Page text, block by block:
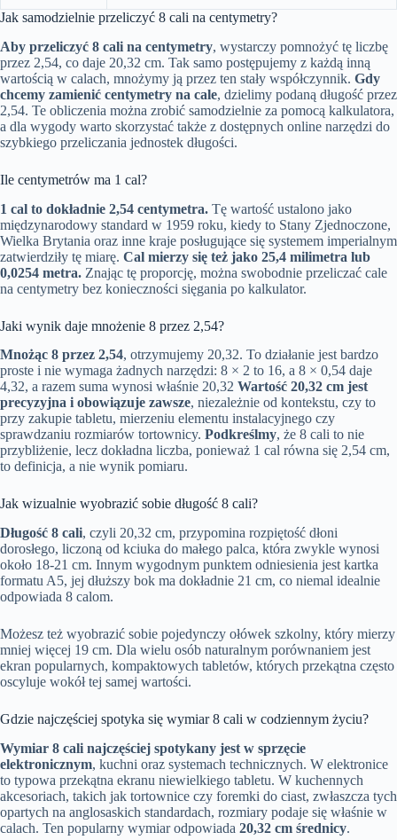
Jak samodzielnie przeliczyć 8 cali na centymetry?
Aby przeliczyć 8 cali na centymetry, wystarczy pomnożyć tę liczbę
przez 2,54, co daje 20,32 cm. Tak samo postępujemy z każdą inną
wartością w calach, mnożymy ją przez ten stały współczynnik. Gdy
chcemy zamienić centymetry na cale, dzielimy podaną długość przez
2,54. Te obliczenia można zrobić samodzielnie za pomocą kalkulatora,
a dla wygody warto skorzystać także z dostępnych online narzędzi do
szybkiego przeliczania jednostek długości.
Ile centymetrów ma 1 cal?
1 cal to dokładnie 2,54 centymetra. Tę wartość ustalono jako
międzynarodowy standard w 1959 roku, kiedy to Stany Zjednoczone,
Wielka Brytania oraz inne kraje posługujące się systemem imperialnym
zatwierdziły tę miarę. Cal mierzy się też jako 25,4 milimetra lub
0,0254 metra. Znając tę proporcję, można swobodnie przeliczać cale
na centymetry bez konieczności sięgania po kalkulator.
Jaki wynik daje mnożenie 8 przez 2,54?
Mnożąc 8 przez 2,54, otrzymujemy 20,32. To działanie jest bardzo
proste i nie wymaga żadnych narzędzi: 8 × 2 to 16, a 8 × 0,54 daje
4,32, a razem suma wynosi właśnie 20,32 Wartość 20,32 cm jest
precyzyjna i obowiązuje zawsze, niezależnie od kontekstu, czy to
przy zakupie tabletu, mierzeniu elementu instalacyjnego czy
sprawdzaniu rozmiarów tortownicy. Podkreślmy, że 8 cali to nie
przybliżenie, lecz dokładna liczba, ponieważ 1 cal równa się 2,54 cm,
to definicja, a nie wynik pomiaru.
Jak wizualnie wyobrazić sobie długość 8 cali?
Długość 8 cali, czyli 20,32 cm, przypomina rozpiętość dłoni
dorosłego, liczoną od kciuka do małego palca, która zwykle wynosi
około 18-21 cm. Innym wygodnym punktem odniesienia jest kartka
formatu A5, jej dłuższy bok ma dokładnie 21 cm, co niemal idealnie
odpowiada 8 calom.
Możesz też wyobrazić sobie pojedynczy ołówek szkolny, który mierzy
mniej więcej 19 cm. Dla wielu osób naturalnym porównaniem jest
ekran popularnych, kompaktowych tabletów, których przekątna często
oscyluje wokół tej samej wartości.
Gdzie najczęściej spotyka się wymiar 8 cali w codziennym życiu?
Wymiar 8 cali najczęściej spotykany jest w sprzęcie
elektronicznym, kuchni oraz systemach technicznych. W elektronice
to typowa przekątna ekranu niewielkiego tabletu. W kuchennych
akcesoriach, takich jak tortownice czy foremki do ciast, zwłaszcza tych
opartych na anglosaskich standardach, rozmiary podaje się właśnie w
calach. Ten popularny wymiar odpowiada 20,32 cm średnicy.